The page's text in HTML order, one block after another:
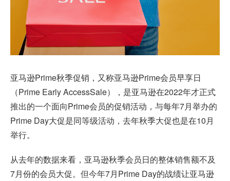
亚马逊Prime秋季促销，又称亚马逊Prime会员早享日
（Prime Early AccessSale），是亚马逊在2022年才正式
推出的一个面向Prime会员的促销活动，与每年7月举办的
Prime Day大促是同等级活动，去年秋季大促也是在10月
举行。
从去年的数据来看，亚马逊秋季会员日的整体销售额不及
7月份的会员大促。但今年7月Prime Day的战绩让亚马逊